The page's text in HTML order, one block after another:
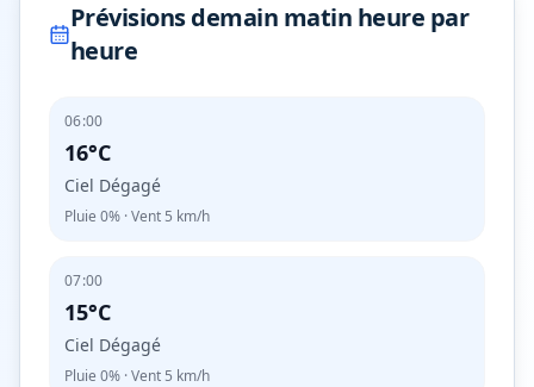
Prévisions demain matin heure par
heure
06:00
16°C
Ciel Dégagé
Pluie 0% · Vent 5 km/h
07:00
15°C
Ciel Dégagé
Pluie 0% · Vent 5 km/h